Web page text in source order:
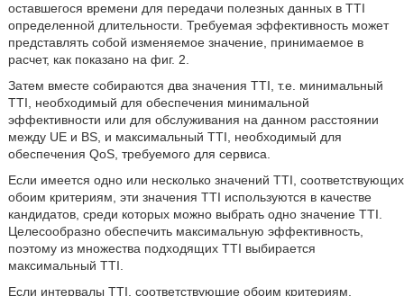
оставшегося времени для передачи полезных данных в TTI
определенной длительности. Требуемая эффективность может
представлять собой изменяемое значение, принимаемое в
расчет, как показано на фиг. 2.
Затем вместе собираются два значения TTI, т.е. минимальный
TTI, необходимый для обеспечения минимальной
эффективности или для обслуживания на данном расстоянии
между UE и BS, и максимальный TTI, необходимый для
обеспечения QoS, требуемого для сервиса.
Если имеется одно или несколько значений TTI, соответствующих
обоим критериям, эти значения TTI используются в качестве
кандидатов, среди которых можно выбрать одно значение TTI.
Целесообразно обеспечить максимальную эффективность,
поэтому из множества подходящих TTI выбирается
максимальный TTI.
Если интервалы TTI, соответствующие обоим критериям,